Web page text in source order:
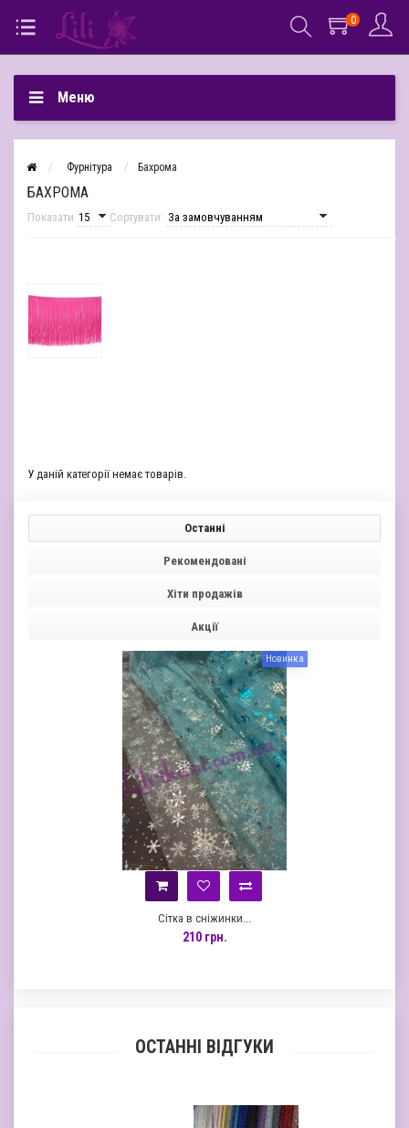
0
Меню
Фурнітура Бахрома
БАХРОМА
Показати Сортувати:
У даній категорії немає товарів.
Останні
Рекомендовані
Хіти продажів
Акції
Новинка
Сітка в сніжинки...
210 грн.
ОСТАННІ ВІДГУКИ